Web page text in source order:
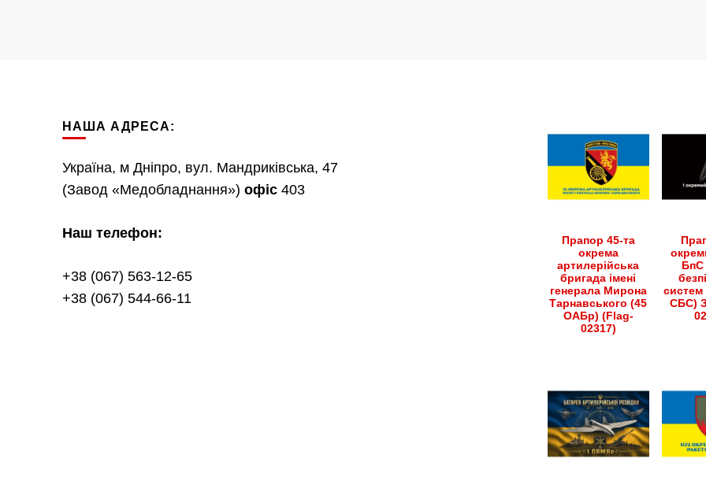
НАША АДРЕСА:
Україна, м Дніпро, вул. Мандриківська, 47
(Завод «Медобладнання») офіс 403
Наш телефон:
+38 (067) 563-12-65
+38 (067) 544-66-11
Прапор 45-та
окрема
артилерійська
бригада імені
генерала Мирона
Тарнавського (45
ОАБр) (Flag-
02317)
БпС
СБС)